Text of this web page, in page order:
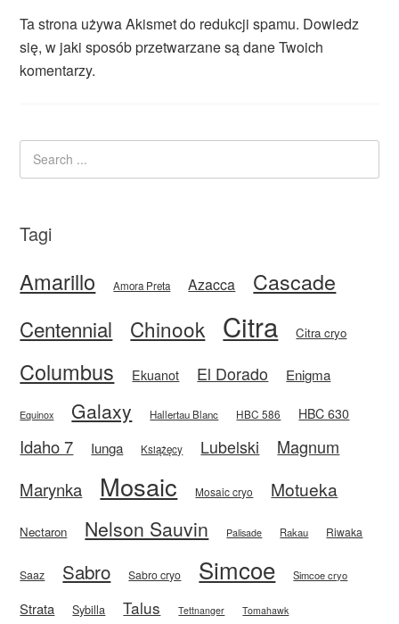
Ta strona używa Akismet do redukcji spamu. Dowiedz
się, w jaki sposób przetwarzane są dane Twoich
komentarzy.
Tagi
Amarillo Amora Preta Azacca Cascade
Centennial Chinook Citra Citra cryo
Columbus Ekuanot El Dorado Enigma
Equinox Galaxy Hallertau Blanc HBC 586 HBC 630
Idaho 7 Iunga Książęcy Lubelski
Magnum
Marynka
Mosaic Mosaic cryo Motueka
Nectaron Nelson Sauvin Palisade Rakau Riwaka
Saaz Sabro Sabro cryo Simcoe Simcoe cryo
Strata Sybilla Talus Tettnanger Tomahawk